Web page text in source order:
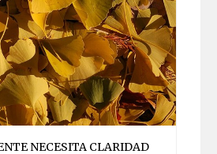
NECESITA CLARIDAD